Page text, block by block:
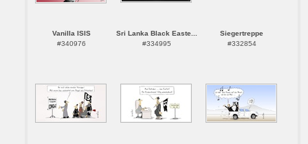
Vanilla ISIS
#340976
Sri Lanka Black Easte...
#334995
Siegertreppe
#332854